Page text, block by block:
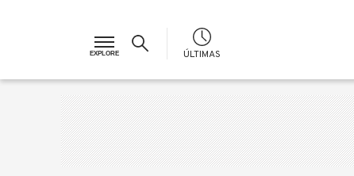
ÚLTIMAS